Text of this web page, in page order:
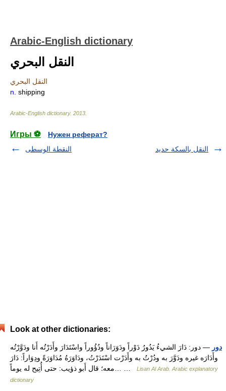
Arabic-English dictionary
النقل البحري
النقل البحري
n. shipping
Arabic-English dictionary. 2013
Игры ⚽
Нужен реферат?
النقطة الوسطى
النقل بالسكة حديد
Look at other dictionaries:
دور — دور: دَارَ الشيءُ يَدُورُ دَوْراً ودَوَرَاناً ودُؤُوراً واسْتَدَارَ وأَدَرْتُه أَنا ودَوَّرْتُه
وأَدَارَه غيره ودَوَّرَ به ودُرْتُ به وأَدَرْت اسْتَدَرْتُ، ودَاوَرَهُ مُدَاوَرَةً ودِوَاراً: دَارَ
Lisan Al Arab. Arabic explanatory
dictionary